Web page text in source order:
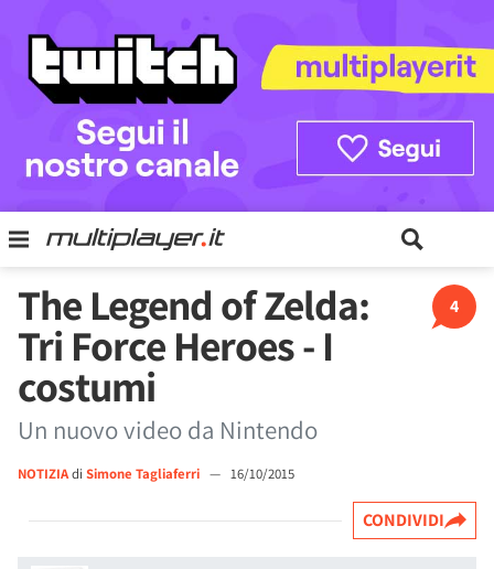
4
The Legend of Zelda:
Tri Force Heroes - I
costumi
Un nuovo video da Nintendo
NOTIZIAdi Simone Tagliaferri — 16/10/2015
CONDIVIDI